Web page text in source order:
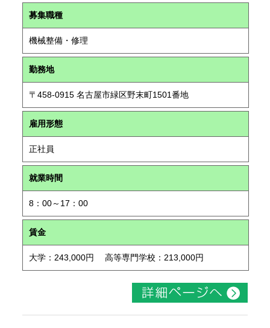
募集職種
機械整備・修理
勤務地
〒458-0915 名古屋市緑区野末町1501番地
雇用形態
正社員
就業時間
8：00～17：00
賃金
大学：243,000円 高等専門学校：213,000円